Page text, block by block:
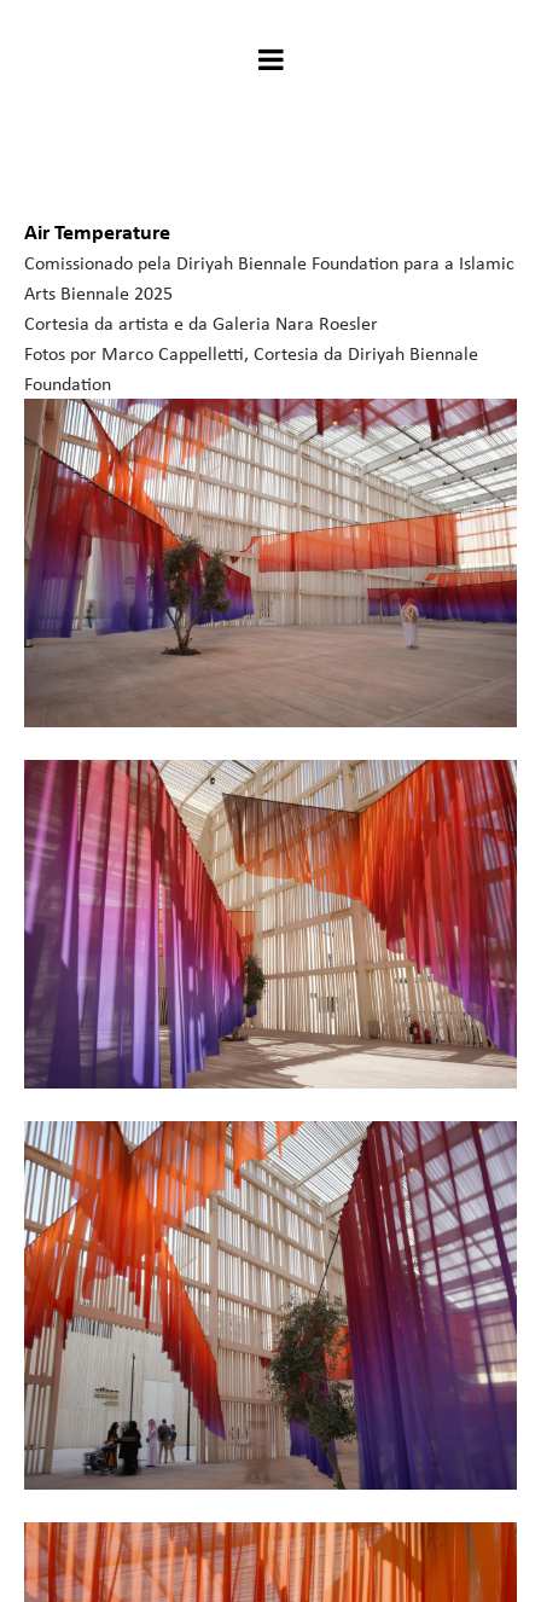
Air Temperature
Comissionado pela Diriyah Biennale Foundation para a Islamic
Arts Biennale 2025
Cortesia da artista e da Galeria Nara Roesler
Fotos por Marco Cappelletti, Cortesia da Diriyah Biennale
Foundation